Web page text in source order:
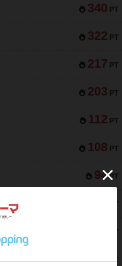
340 PT
322 PT
217 PT
203 PT
112 PT
108 PT
94 PT
PT
PT
75 PT